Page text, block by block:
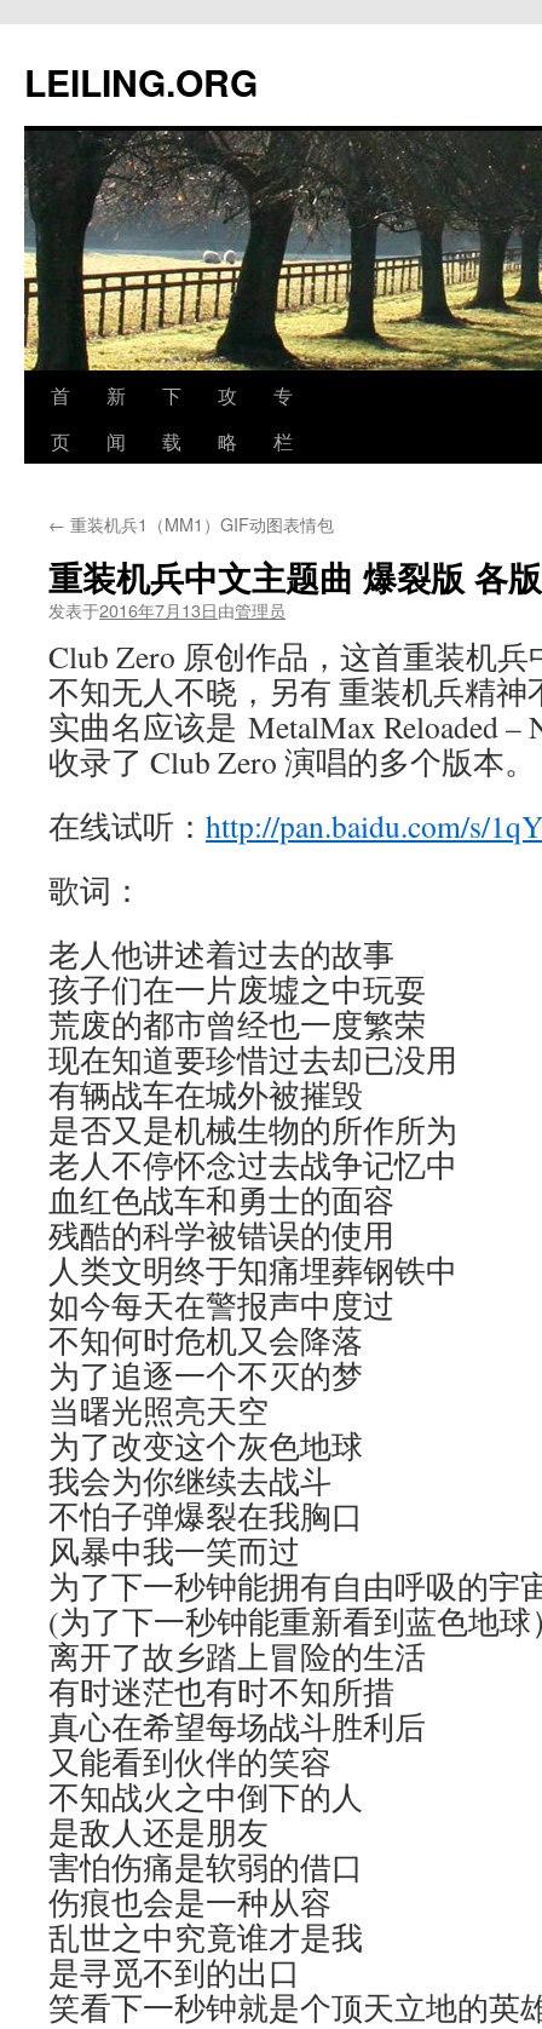
文
LEILING.ORG
首
页
新
闻
下
载
攻
略
专
栏
← 重装机兵1（MM1）GIF动图表情包
重装机兵中文主题曲 爆裂版 各
发表于2016年7月13日由管理员
Club Zero 原创作品，这首重装机
不知无人不晓，另有 重装机兵精
实曲名应该是 MetalMax Reloaded –
收录了 Club Zero 演唱的多个版本。
在线试听： http://pan.baidu.com/s/
歌词：
老人他讲述着过去的故事
孩子们在一片废墟之中玩耍
荒废的都市曾经也一度繁荣
现在知道要珍惜过去却已没用
有辆战车在城外被摧毁
是否又是机械生物的所作所为
老人不停怀念过去战争记忆中
血红色战车和勇士的面容
残酷的科学被错误的使用
人类文明终于知痛埋葬钢铁中
如今每天在警报声中度过
不知何时危机又会降落
为了追逐一个不灭的梦
当曙光照亮天空
为了改变这个灰色地球
我会为你继续去战斗
不怕子弹爆裂在我胸口
风暴中我一笑而过
为了下一秒钟能拥有自由呼吸的宇
(为了下一秒钟能重新看到蓝色地球
离开了故乡踏上冒险的生活
有时迷茫也有时不知所措
真心在希望每场战斗胜利后
又能看到伙伴的笑容
不知战火之中倒下的人
是敌人还是朋友
害怕伤痛是软弱的借口
伤痕也会是一种从容
乱世之中究竟谁才是我
是寻觅不到的出口
笑看下一秒钟就是个顶天立地的英